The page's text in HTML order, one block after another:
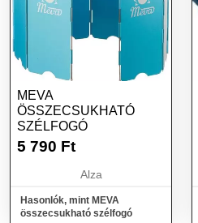
MEVA
ÖSSZECSUKHATÓ
SZÉLFOGÓ
5 790 Ft
Alza
Hasonlók, mint MEVA
összecsukható szélfogó